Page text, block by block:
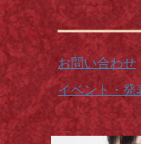
お問い合わせ
イベント・発